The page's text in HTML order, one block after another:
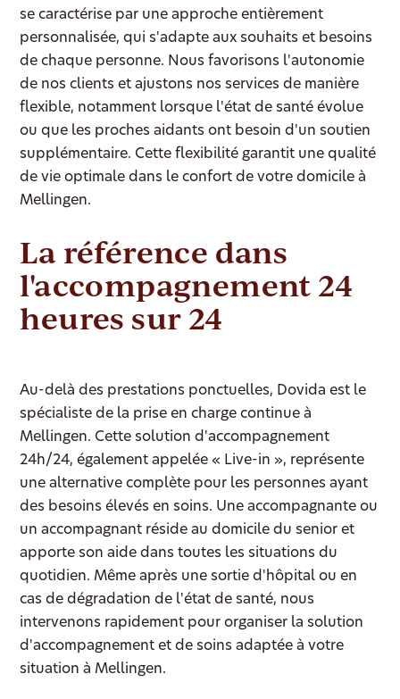
se caractérise par une approche entièrement
personnalisée, qui s'adapte aux souhaits et besoins
de chaque personne. Nous favorisons l'autonomie
de nos clients et ajustons nos services de manière
flexible, notamment lorsque l'état de santé évolue
ou que les proches aidants ont besoin d'un soutien
supplémentaire. Cette flexibilité garantit une qualité
de vie optimale dans le confort de votre domicile à
Mellingen.
La référence dans
l'accompagnement 24
heures sur 24
Au-delà des prestations ponctuelles, Dovida est le
spécialiste de la prise en charge continue à
Mellingen. Cette solution d'accompagnement
24h/24, également appelée « Live-in », représente
une alternative complète pour les personnes ayant
des besoins élevés en soins. Une accompagnante ou
un accompagnant réside au domicile du senior et
apporte son aide dans toutes les situations du
quotidien. Même après une sortie d'hôpital ou en
cas de dégradation de l'état de santé, nous
intervenons rapidement pour organiser la solution
d'accompagnement et de soins adaptée à votre
situation à Mellingen.